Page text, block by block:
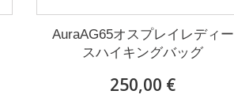
AuraAG65オスプレイレディー
スハイキングバッグ
250,00 €